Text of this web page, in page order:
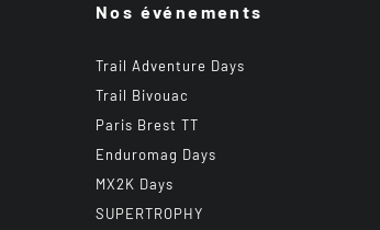
Nos événements
Trail Adventure Days
Trail Bivouac
Paris Brest TT
Enduromag Days
MX2K Days
SUPERTROPHY